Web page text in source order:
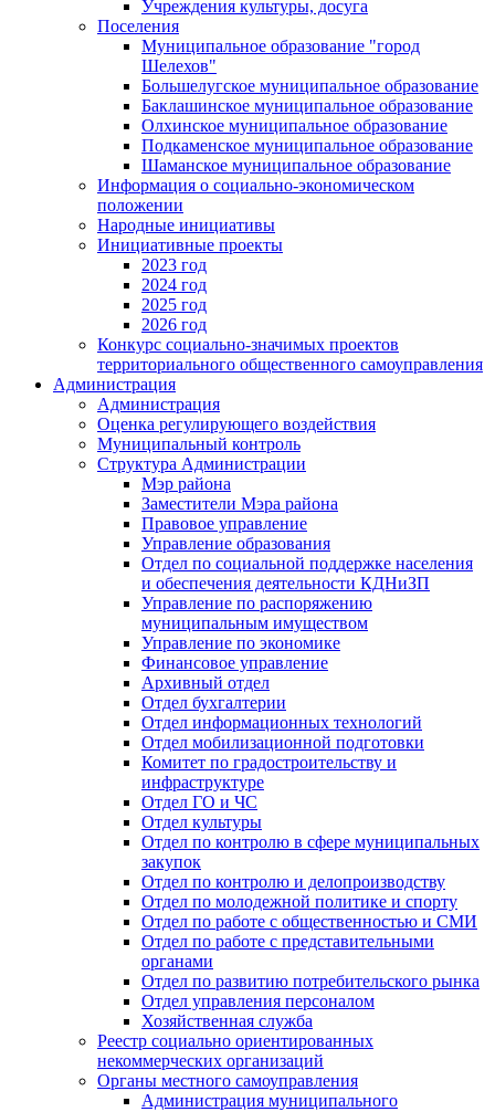
Учреждения культуры, досуга
Поселения
Муниципальное образование "город
Шелехов"
Большелугское муниципальное образование
Баклашинское муниципальное образование
Олхинское муниципальное образование
Подкаменское муниципальное образование
Шаманское муниципальное образование
Информация о социально-экономическом
положении
Народные инициативы
Инициативные проекты
2023 год
2024 год
2025 год
2026 год
Конкурс социально-значимых проектов
территориального общественного самоуправления
Администрация
Администрация
Оценка регулирующего воздействия
Муниципальный контроль
Структура Администрации
Мэр района
Заместители Мэра района
Правовое управление
Управление образования
Отдел по социальной поддержке населения
и обеспечения деятельности КДНиЗП
Управление по распоряжению
муниципальным имуществом
Управление по экономике
Финансовое управление
Архивный отдел
Отдел бухгалтерии
Отдел информационных технологий
Отдел мобилизационной подготовки
Комитет по градостроительству и
инфраструктуре
Отдел ГО и ЧС
Отдел культуры
Отдел по контролю в сфере муниципальных
закупок
Отдел по контролю и делопроизводству
Отдел по молодежной политике и спорту
Отдел по работе с общественностью и СМИ
Отдел по работе с представительными
органами
Отдел по развитию потребительского рынка
Отдел управления персоналом
Хозяйственная служба
Реестр социально ориентированных
некоммерческих организаций
Органы местного самоуправления
Администрация муниципального